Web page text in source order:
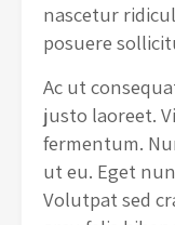
nascetur
posuere
Ac ut
justo laoreet.
fermentum.
ut eu. Eget
Volutpat sed